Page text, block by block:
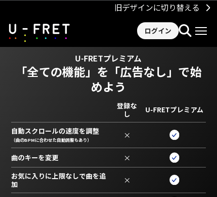
旧デザインに切り替える
ログイン
U-FRETプレミアム
「全ての機能」を 「広告なし」で始
めよう
登録な
し
U-FRETプレミアム
自動スクロールの速度を調整
（曲のBPMに合わせた自動調整もあり） ×
曲のキーを変更 ×
お気に入りに上限なしで曲を追
加
×